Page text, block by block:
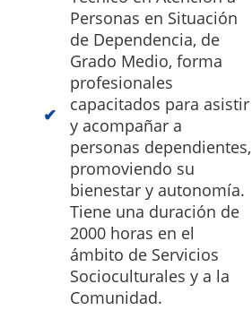
Personas en Situación
de Dependencia, de
Grado Medio, forma
profesionales
capacitados para asistir
y acompañar a
personas dependientes,
promoviendo su
bienestar y autonomía.
Tiene una duración de
2000 horas en el
ámbito de Servicios
Socioculturales y a la
Comunidad.